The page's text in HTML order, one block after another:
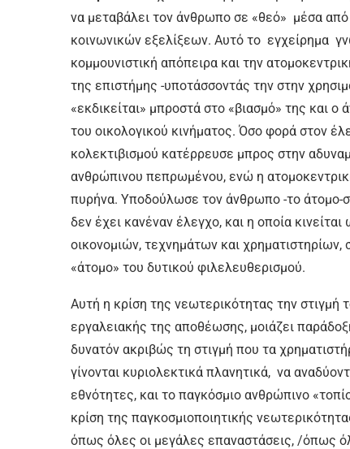
να μεταβάλει τον άνθρωπο σε «θεό» μέσα από
κοινωνικών εξελίξεων. Αυτό το εγχείρημα
κομμουνιστική απόπειρα και την
της επιστήμης -υποτάσσοντάς την στην
«εκδικείται» μπροστά στο «βιασμό» της και
του οικολογικού κινήματος. Όσο φορά στον
κολεκτιβισμού κατέρρευσε μπρος στην
ανθρώπινου πεπρωμένου, ενώ η
πυρήνα. Υποδούλωσε τον άνθρωπο -το άτομο-
δεν έχει κανέναν έλεγχο, και η οποία
οικονομιών, τεχνημάτων και χρηματιστηρίων,
«άτομο» του δυτικού φιλελευθερισμού.
Αυτή η κρίση της νεωτερικότητας την στιγμή
εργαλειακής της αποθέωσης, μοιάζει
δυνατόν ακριβώς τη στιγμή που τα
γίνονται κυριολεκτικά πλανητικά, να
εθνότητες, και το παγκόσμιο ανθρώπινο
κρίση της παγκοσμιοποιητικής
όπως όλες οι μεγάλες επαναστάσεις, /όπως